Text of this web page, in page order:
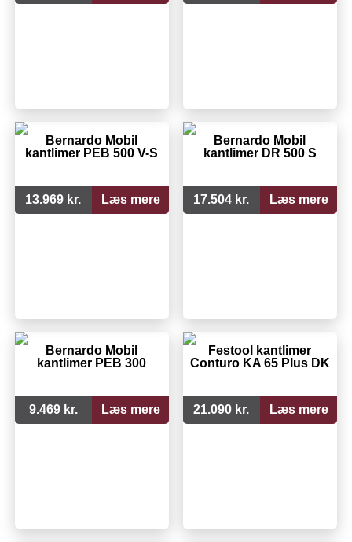
Bernardo Mobil
kantlimer PEB 500 V-S
13.969 kr. Læs mere
Bernardo Mobil
kantlimer DR 500 S
17.504 kr. Læs mere
Bernardo Mobil
kantlimer PEB 300
9.469 kr. Læs mere
Festool kantlimer
Conturo KA 65 Plus DK
21.090 kr. Læs mere